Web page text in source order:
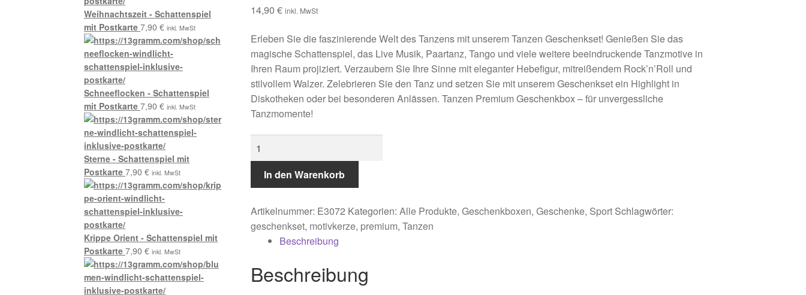
14,90 € inkl. MwSt
Erleben Sie die faszinierende Welt des Tanzens mit unserem Tanzen Geschenkset! Genießen Sie das
magische Schattenspiel, das Live Musik, Paartanz, Tango und viele weitere beeindruckende Tanzmotive in
Ihren Raum projiziert. Verzaubern Sie Ihre Sinne mit eleganter Hebefigur, mitreißendem Rock’n’Roll und
stilvollem Walzer. Zelebrieren Sie den Tanz und setzen Sie mit unserem Geschenkset ein Highlight in
Diskotheken oder bei besonderen Anlässen. Tanzen Premium Geschenkbox – für unvergessliche
Tanzmomente!
Geschenkbox
Menge
In den Warenkorb
Artikelnummer: E3072 Kategorien: Alle Produkte, Geschenkboxen, Geschenke, Sport Schlagwörter:
geschenkset, motivkerze, premium, Tanzen
Beschreibung
Beschreibung
Weihnachtszeit - Schattenspiel
mit Postkarte 7,90€ inkl. MwSt
Schneeflocken - Schattenspiel
mit Postkarte 7,90€ inkl. MwSt
Sterne - Schattenspiel mit
Postkarte 7,90€ inkl. MwSt
Krippe Orient - Schattenspiel mit
Postkarte 7,90€ inkl. MwSt